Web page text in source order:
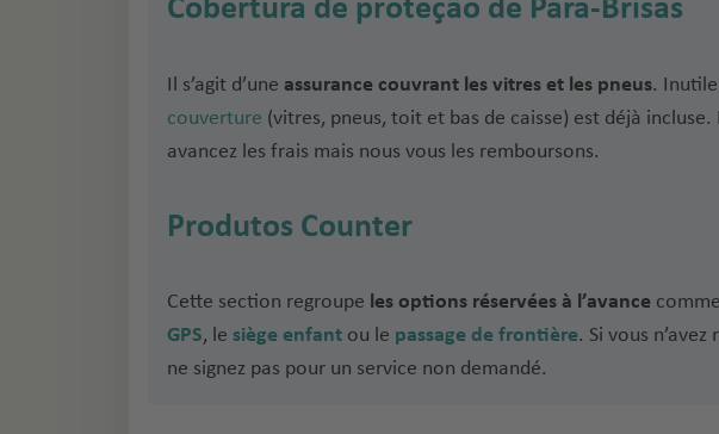
Cobertura de proteção de Pára-Brisas
Il s’agit d’une assurance couvrant les vitres et les pneus. Inutile
couverture (vitres, pneus, toit et bas de caisse) est déjà incluse.
avancez les frais mais nous vous les remboursons.
Produtos Counter
Cette section regroupe les options réservées à l’avance
GPS, le siège enfant ou le passage de frontière. Si vous
ne signez pas pour un service non demandé.